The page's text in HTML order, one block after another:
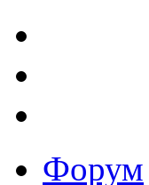
Форум